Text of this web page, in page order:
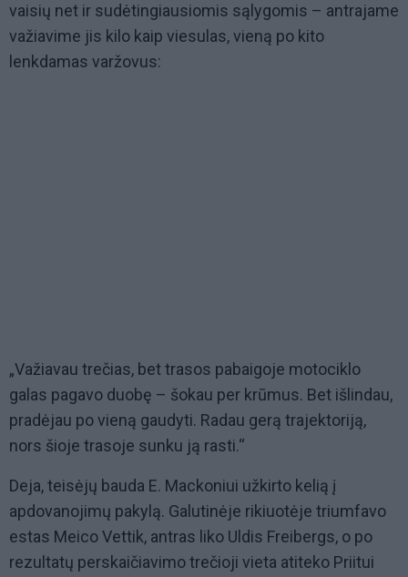
vaisių net ir sudėtingiausiomis sąlygomis – antrajame
važiavime jis kilo kaip viesulas, vieną po kito
lenkdamas varžovus:
„Važiavau trečias, bet trasos pabaigoje motociklo
galas pagavo duobę – šokau per krūmus. Bet išlindau,
pradėjau po vieną gaudyti. Radau gerą trajektoriją,
nors šioje trasoje sunku ją rasti.“
Deja, teisėjų bauda E. Mackoniui užkirto kelią į
apdovanojimų pakylą. Galutinėje rikiuotėje triumfavo
estas Meico Vettik, antras liko Uldis Freibergs, o po
rezultatų perskaičiavimo trečioji vieta atiteko Priitui